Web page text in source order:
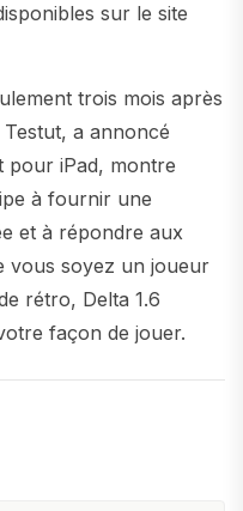
sur le site
trois mois après
a annoncé
pour iPad, montre
à fournir une
et à répondre aux
vous soyez un joueur
rétro, Delta 1.6
façon de jouer.